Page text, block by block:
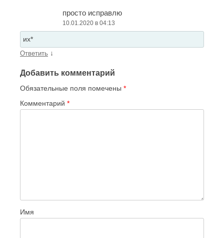
просто исправлю
10.01.2020 в 04:13
их*
Ответить ↓
Добавить комментарий
Обязательные поля помечены *
Комментарий *
Имя